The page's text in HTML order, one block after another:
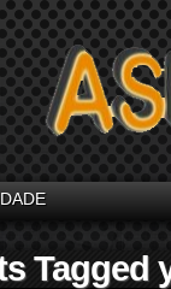
Tagged